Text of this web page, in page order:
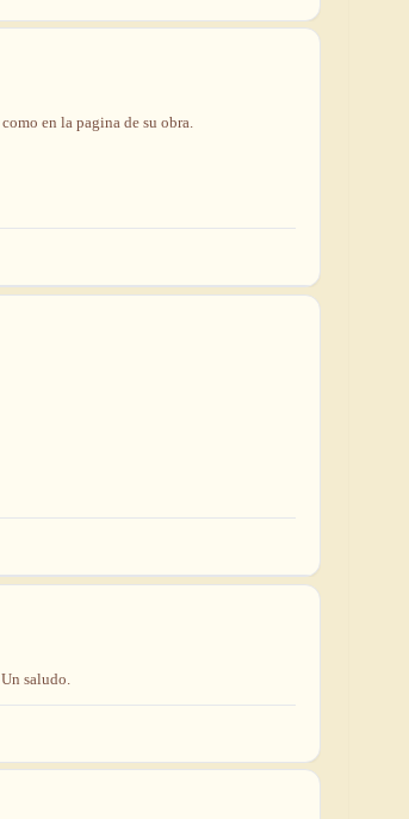
como en la pagina de su obra.
Un saludo.
Directorio de Arteestrena su
centro de control para gestionar
Administra tu Espacio de Arte
Crear cuenta y abrir mi Panel